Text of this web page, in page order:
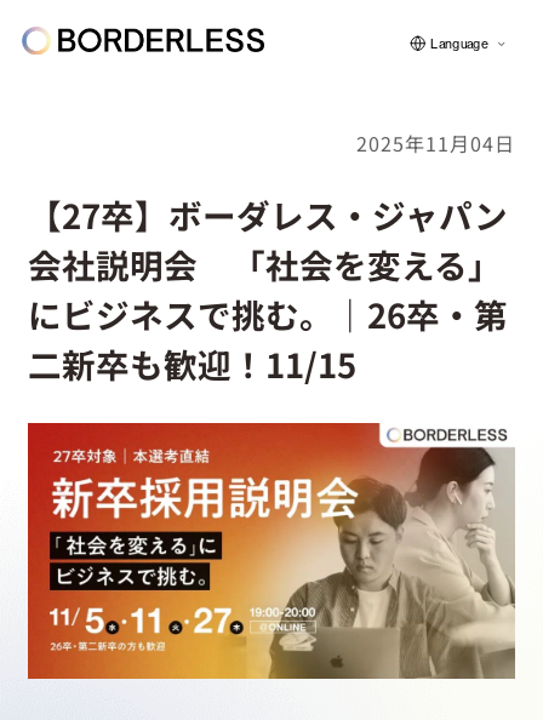
ボーダレスについて
グループの仕組み
ソーシャルビジネス
フェロー紹介
採用情報
起業家になる
Language
2025年11月04日
【27卒】ボーダレス・ジャパン
会社説明会 「社会を変える」
にビジネスで挑む。｜26卒・第
二新卒も歓迎！11/15